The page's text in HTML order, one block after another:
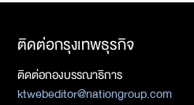
ติดต่อกรุงเทพธุรกิจ
ติดต่อกองบรรณาธิการ
ktwebeditor@nationgroup.com